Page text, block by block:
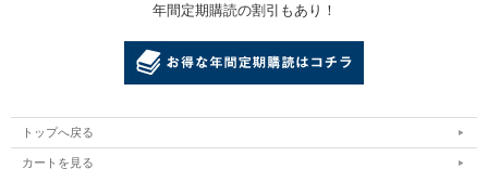
年間定期購読の割引もあり！
トップへ戻る
カートを見る